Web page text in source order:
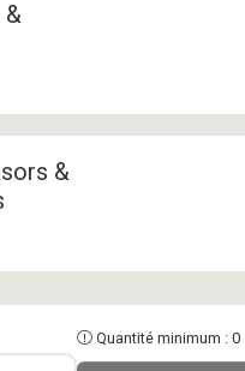
&
&
Quantité minimum : 0